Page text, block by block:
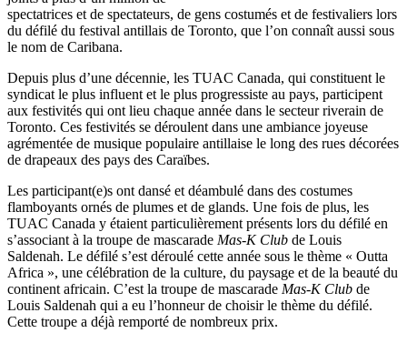
spectatrices et de spectateurs, de gens costumés et de festivaliers lors
du défilé du festival antillais de Toronto, que l’on connaît aussi sous
le nom de Caribana.
Depuis plus d’une décennie, les TUAC Canada, qui constituent le
syndicat le plus influent et le plus progressiste au pays, participent
aux festivités qui ont lieu chaque année dans le secteur riverain de
Toronto. Ces festivités se déroulent dans une ambiance joyeuse
agrémentée de musique populaire antillaise le long des rues décorées
de drapeaux des pays des Caraïbes.
Les participant(e)s ont dansé et déambulé dans des costumes
flamboyants ornés de plumes et de glands. Une fois de plus, les
TUAC Canada y étaient particulièrement présents lors du défilé en
s’associant à la troupe de mascarade Mas-K Club de Louis
Saldenah. Le défilé s’est déroulé cette année sous le thème « Outta
Africa », une célébration de la culture, du paysage et de la beauté du
continent africain. C’est la troupe de mascarade Mas-K Club de
Louis Saldenah qui a eu l’honneur de choisir le thème du défilé.
Cette troupe a déjà remporté de nombreux prix.